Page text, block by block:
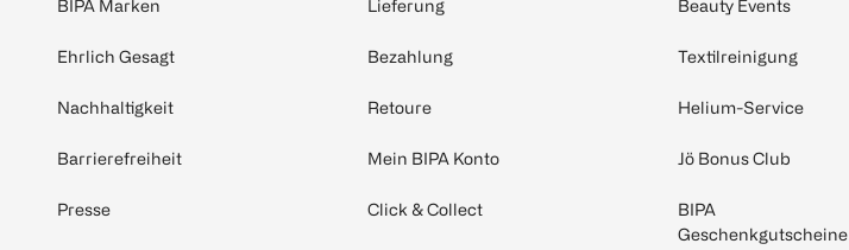
BIPA Marken
Ehrlich Gesagt
Nachhaltigkeit
Barrierefreiheit
Presse
Lieferung
Bezahlung
Retoure
Mein BIPA Konto
Click & Collect
Beauty Events
Textilreinigung
Helium-Service
Jö Bonus Club
BIPA
Geschenkgutscheine